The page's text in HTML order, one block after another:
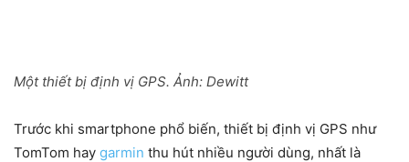
Một thiết bị định vị GPS. Ảnh: Dewitt
Trước khi smartphone phổ biến, thiết bị định vị GPS như
TomTom hay garmin thu hút nhiều người dùng, nhất là